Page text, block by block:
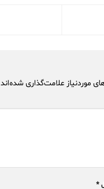
موردنیاز علامت‌گذاری شده‌اند
*